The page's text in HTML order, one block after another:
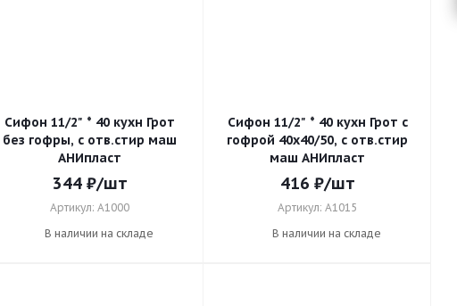
Сифон 11/2" * 40 кухн Грот
без гофры, с отв.стир маш
АНИпласт
344₽/шт
Артикул: A1000
В наличии на складе
Сифон 11/2" * 40 кухн Грот с
гофрой 40х40/50, с отв.стир
маш АНИпласт
416 ₽/шт
Артикул: A1015
В наличии на складе